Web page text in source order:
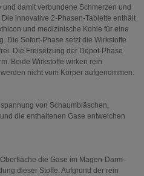
damit verbundene Schmerzen und
innovative 2-Phasen-Tablette enthält
und medizinische Kohle für eine
Die Sofort-Phase setzt die Wirkstoffe
Die Freisetzung der Depot-Phase
Beide Wirkstoffe wirken rein
nicht vom Körper aufgenommen.
von Schaumbläschen,
die enthaltenen Gase entweichen
die Gase im Magen-Darm-
dieser Stoffe. Aufgrund der rein